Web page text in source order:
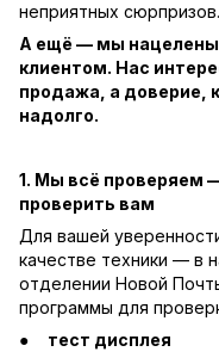
неприятных сюрпризов.
А ещё — мы нацелены
клиентом. Нас
продажа, а доверие,
надолго.
1. Мы всё проверяем
проверить вам
Для вашей
качестве техники — в
отделении Новой
программы для
тест дисплея